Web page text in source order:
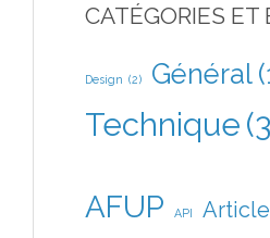
CATÉGORIES
Design (2) Général
Technique
AFUP API